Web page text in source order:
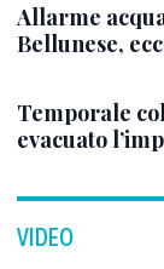
Allarme
Bellunese,
Temporale
evacuato
VIDEO